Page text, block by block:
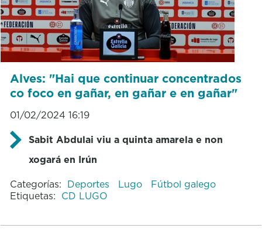
Alves: "Hai que continuar concentrados
co foco en gañar, en gañar e en gañar"
01/02/2024 16:19
Sabit Abdulai viu a quinta amarela e non
xogará en Irún
Categorías: Deportes Lugo
Fútbol galego
Etiquetas: CD LUGO